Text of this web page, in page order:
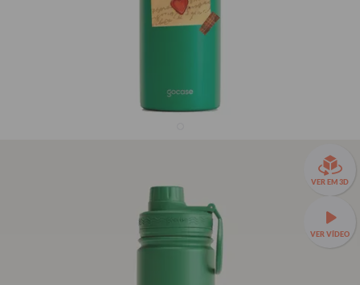
VER EM 3D
VER VÍDEO
Garrafa Térmica Fresh + Ebook - Love Like a Poet
R$219,90
Garrafa Térmica Fresh a partir de R$129,90!